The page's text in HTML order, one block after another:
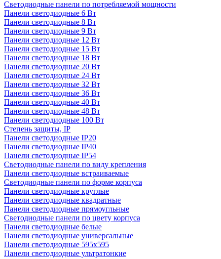
Светодиодные панели по потребляемой мощности
Панели светодиодные 6 Вт
Панели светодиодные 8 Вт
Панели светодиодные 9 Вт
Панели светодиодные 12 Вт
Панели светодиодные 15 Вт
Панели светодиодные 18 Вт
Панели светодиодные 20 Вт
Панели светодиодные 24 Вт
Панели светодиодные 32 Вт
Панели светодиодные 36 Вт
Панели светодиодные 40 Вт
Панели светодиодные 48 Вт
Панели светодиодные 100 Вт
Степень защиты, IP
Панели светодиодные IP20
Панели светодиодные IP40
Панели светодиодные IP54
Светодиодные панели по виду крепления
Панели светодиодные встраиваемые
Светодиодные панели по форме корпуса
Панели светодиодные круглые
Панели светодиодные квадратные
Панели светодиодные прямоугльные
Светодиодные панели по цвету корпуса
Панели светодиодные белые
Панели светодиодные универсальные
Панели светодиодные 595х595
Панели светодиодные ультратонкие